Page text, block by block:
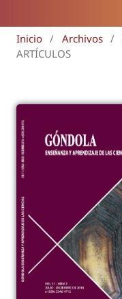
Inicio / Archivos /
ARTÍCULOS